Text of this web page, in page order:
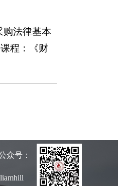
购法律基本
程：《财
众号：